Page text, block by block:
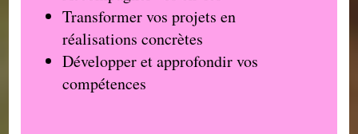
Transformer vos projets en
réalisations concrètes
Développer et approfondir vos
compétences